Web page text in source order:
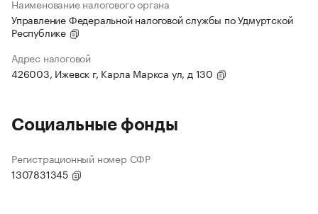
Наименование налогового органа
Управление Федеральной налоговой службы по Удмуртской
Республике
Адрес налоговой
426003, Ижевск г, Карла Маркса ул, д 130
Социальные фонды
Регистрационный номер СФР
1307831345